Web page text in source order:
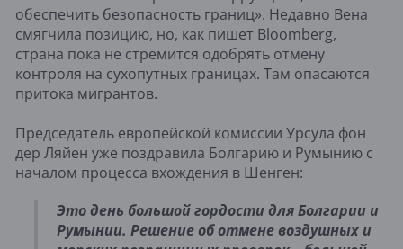
обеспечить безопасность границ». Недавно Вена
смягчила позицию, но, как пишет Bloomberg,
страна пока не стремится одобрять отмену
контроля на сухопутных границах. Там опасаются
притока мигрантов.
Председатель европейской комиссии Урсула фон
дер Ляйен уже поздравила Болгарию и Румынию с
началом процесса вхождения в Шенген:
Это день большой гордости для Болгарии и
Румынии. Решение об отмене воздушных и